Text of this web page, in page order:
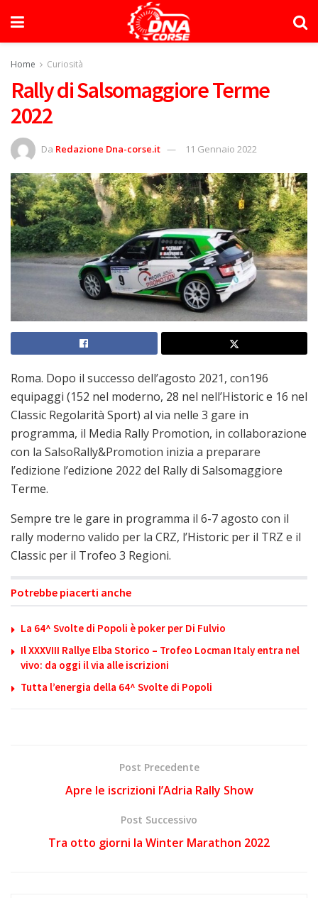
Home Curiosità
Rally di Salsomaggiore Terme
2022
Da Redazione Dna-corse.it 11 Gennaio 2022
Roma. Dopo il successo dell’agosto 2021, con196
equipaggi (152 nel moderno, 28 nel nell’Historic e 16 nel
Classic Regolarità Sport) al via nelle 3 gare in
programma, il Media Rally Promotion, in collaborazione
con la SalsoRally&Promotion inizia a preparare
l’edizione l’edizione 2022 del Rally di Salsomaggiore
Terme.
Sempre tre le gare in programma il 6-7 agosto con il
rally moderno valido per la CRZ, l’Historic per il TRZ e il
Classic per il Trofeo 3 Regioni.
Potrebbe piacerti anche
La 64^ Svolte di Popoli è poker per Di Fulvio
Il XXXVIII Rallye Elba Storico – Trofeo Locman Italy entra nel
vivo: da oggi il via alle iscrizioni
Tutta l’energia della 64^ Svolte di Popoli
Post Precedente
Apre le iscrizioni l’Adria Rally Show
Post Successivo
Tra otto giorni la Winter Marathon 2022